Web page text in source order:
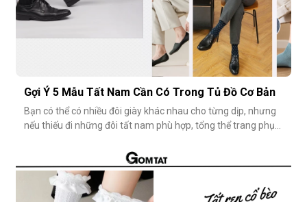
Gợi Ý 5 Mẫu Tất Nam Cần Có Trong Tủ Đồ Cơ Bản
Bạn có thể có nhiều đôi giày khác nhau cho từng dịp, nhưng
nếu thiếu đi những đôi tất nam phù hợp, tổng thể trang phục
nhỏ nhặt, nhưng lại góp phần định hình phong cách, nâng
tầm sự chỉn chu và thể hiện gu thẩm mỹ cá nhân một cách
rõ rệt. Dưới đâ